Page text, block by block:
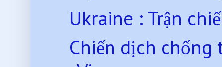
Ukraine : Trận
Chiến dịch